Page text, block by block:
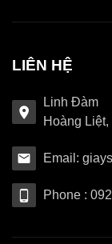
LIÊN HỆ
Linh Đàm
Hoàng
Email:
Phone :